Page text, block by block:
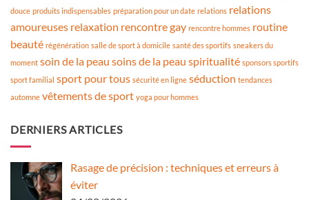
douce produits indispensables préparation pour un date relations relations
amoureuses relaxation rencontre gay rencontre hommes routine
beauté régénération salle de sport à domicile santé des sportifs sneakers du
moment soin de la peau soins de la peau spiritualité sponsors sportifs
sport familial sport pour tous sécurité en ligne séduction tendances
automne vêtements de sport yoga pour hommes
DERNIERS ARTICLES
Rasage de précision : techniques et erreurs à
éviter